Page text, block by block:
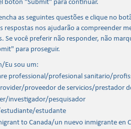
botón "Submit" para continuar.
as seguintes questões e clique no
respostas nos ajudarão a compreender
Se você preferir não responder, não
para proseguir.
Eu sou um:
professional/profesional sanitario/
proveedor de servicios/prestador
investigador/pesquisador
estudante
to Canada/un nuevo inmigrante en